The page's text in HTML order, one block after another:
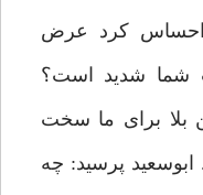
كرد عرض
شما شديد است؟
بلا براى ما سخت
پرسيد: چه